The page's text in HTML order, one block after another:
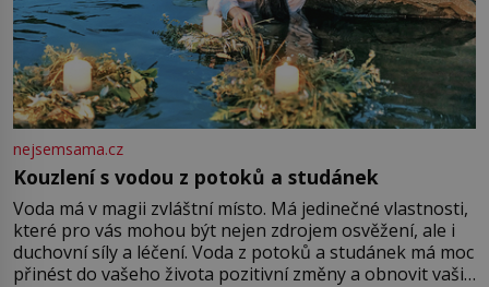
nejsemsama.cz
Kouzlení s vodou z potoků a studánek
Voda má v magii zvláštní místo. Má jedinečné vlastnosti,
které pro vás mohou být nejen zdrojem osvěžení, ale i
duchovní síly a léčení. Voda z potoků a studánek má moc
přinést do vašeho života pozitivní změny a obnovit vaši